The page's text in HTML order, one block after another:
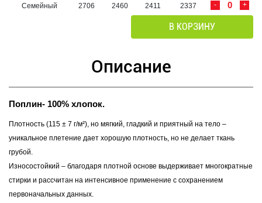
Семейный 2706 2460 2411 2337 +
-
В КОРЗИНУ
Описание
Поплин- 100% хлопок.
Плотность (115 ± 7 г/м²), но мягкий, гладкий и приятный на тело –
уникальное плетение дает хорошую плотность, но не делает ткань
грубой.
Износостойкий – благодаря плотной основе выдерживает многократные
стирки и рассчитан на интенсивное применение с сохранением
первоначальных данных.